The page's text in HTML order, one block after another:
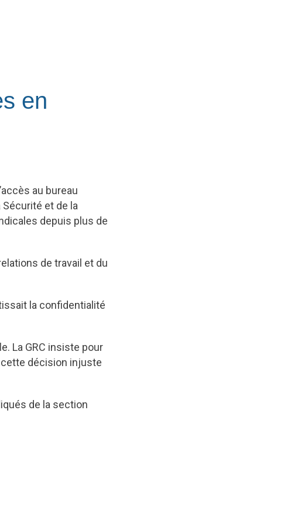
en
au bureau
et de la
depuis plus de
de travail et du
la confidentialité
La GRC insiste pour
cette décision injuste
de la section